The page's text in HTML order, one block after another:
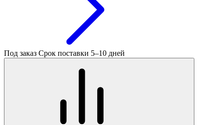
Под заказ Срок поставки 5–10 дней